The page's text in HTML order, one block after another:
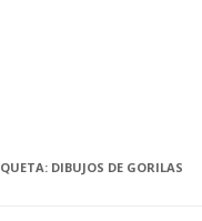
DIBUJOS DE GORILAS